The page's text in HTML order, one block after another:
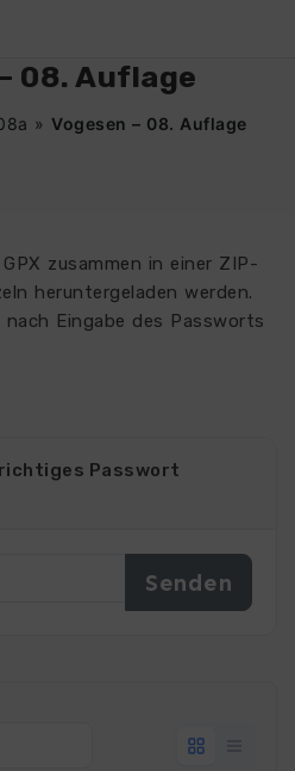
08. Auflage
» Vogesen – 08. Auflage
zusammen in einer ZIP-
heruntergeladen werden.
Eingabe des Passworts
Passwort